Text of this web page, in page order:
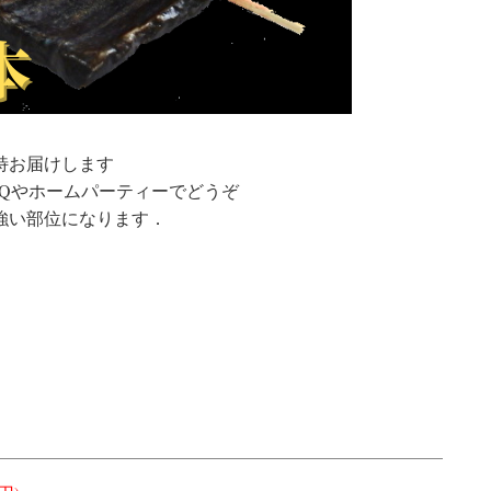
届けします
やホームパーティーでどうぞ
部位になります．